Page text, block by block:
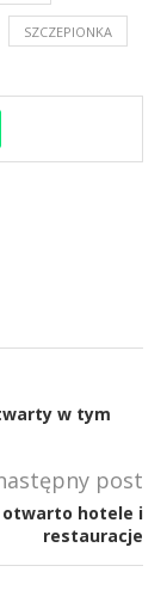
SZCZEPIONKA
w tym
post
otwarto hotele i
restauracje